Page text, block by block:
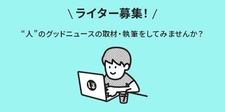
ライター募集！
“人”のグッドニュースの取材・執筆をしてみませんか？